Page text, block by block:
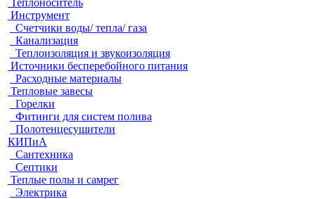
Теплоноситель
Инструмент
Счетчики воды/ тепла/ газа
Канализация
Теплоизоляция и звукоизоляция
Источники бесперебойного питания
Расходные материалы
Тепловые завесы
Горелки
Фитинги для систем полива
Полотенцесушители
КИПиА
Сантехника
Септики
Теплые полы и самрег
Электрика